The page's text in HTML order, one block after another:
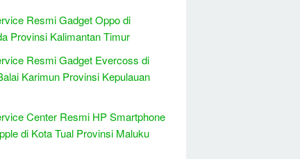
Resmi Gadget Oppo di
Provinsi Kalimantan Timur
Resmi Gadget Evercoss di
Karimun Provinsi Kepulauan
Center Resmi HP Smartphone
di Kota Tual Provinsi Maluku